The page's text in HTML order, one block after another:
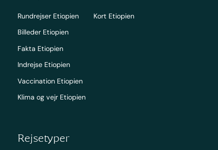
Rundrejser Etiopien
Billeder Etiopien
Fakta Etiopien
Indrejse Etiopien
Vaccination Etiopien
Klima og vejr Etiopien
Kort Etiopien
Rejsetyper